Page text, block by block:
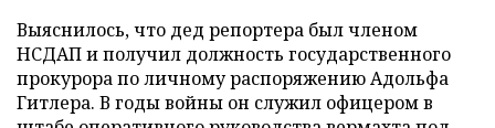
Выяснилось, что дед репортера был членом
НСДАП и получил должность государственного
прокурора по личному распоряжению Адольфа
Гитлера. В годы войны он служил офицером в